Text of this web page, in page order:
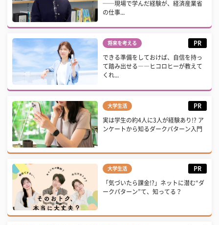
──現場で学んだ経験が、経済産業省
の仕事...
将来を考える PR
できる準備をしておけば、自信を持っ
て踏み出せる――ヒコロヒーが教えて
くれ...
大学生活 PR
実は学生の約4人に3人が経験あり!? ア
ンケートから知るダークパターン入門
大学生活 PR
「気づいたら課金!?」ネットに潜む“ダ
ークパターン”て、知ってる？